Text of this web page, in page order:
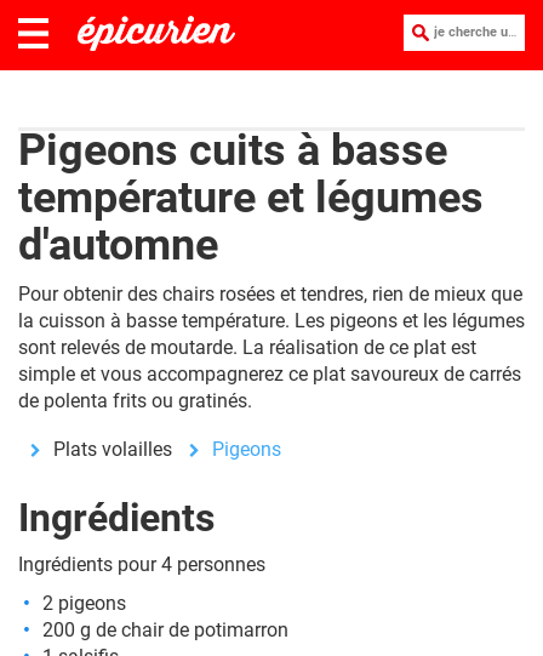
je cherche une recette :
Pigeons cuits à basse
température et légumes
d'automne
Pour obtenir des chairs rosées et tendres, rien de mieux que
la cuisson à basse température. Les pigeons et les légumes
sont relevés de moutarde. La réalisation de ce plat est
simple et vous accompagnerez ce plat savoureux de carrés
de polenta frits ou gratinés.
Plats volailles Pigeons
Ingrédients
Ingrédients pour 4 personnes
2 pigeons
200 g de chair de potimarron